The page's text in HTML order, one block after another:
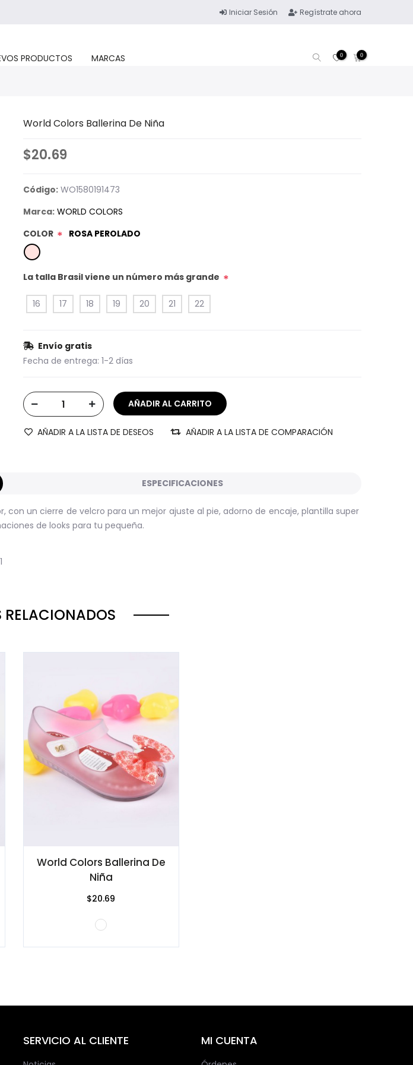
Iniciar Sesión Regístrate ahora
PRODUCTOS MARCAS 0 0
World Colors Ballerina De Niña
$20.69
Código: WO1580191473
Marca: WORLD COLORS
COLOR * ROSA PEROLADO
La talla Brasil viene un número más grande *
16 17 18 19 20 21 22
Envío gratis
Fecha de entrega: 1-2 días
AÑADIR A LA LISTA DE DESEOS AÑADIR A LA LISTA DE COMPARACIÓN
ESPECIFICACIONES
un cierre de velcro para un mejor ajuste al pie, adorno de encaje, plantilla super
de looks para tu pequeña.
1
RELACIONADOS
World Colors Ballerina De
Niña
$20.69
SERVICIO AL CLIENTE MI CUENTA